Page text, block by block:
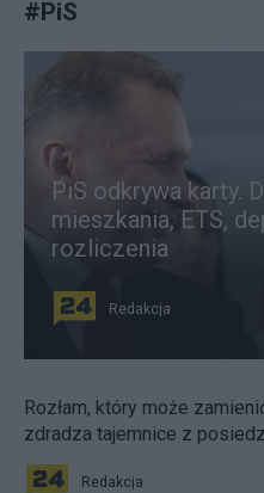
#PiS
PiS odkrywa karty.
mieszkania, ETS,
rozliczenia
Redakcja
Rozłam, który może
zdradza tajemnice z
Redakcja